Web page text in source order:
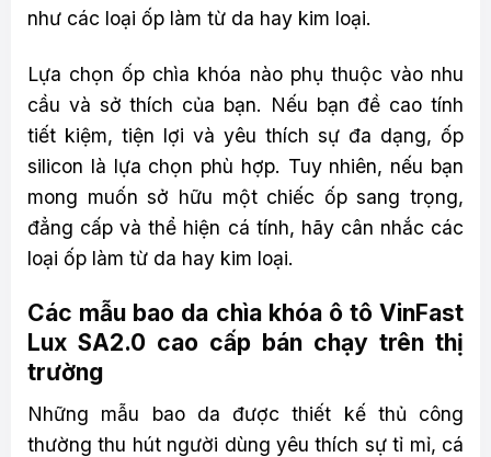
như các loại ốp làm từ da hay kim loại.
Lựa chọn ốp chìa khóa nào phụ thuộc vào nhu
cầu và sở thích của bạn. Nếu bạn đề cao tính
tiết kiệm, tiện lợi và yêu thích sự đa dạng, ốp
silicon là lựa chọn phù hợp. Tuy nhiên, nếu bạn
mong muốn sở hữu một chiếc ốp sang trọng,
đẳng cấp và thể hiện cá tính, hãy cân nhắc các
loại ốp làm từ da hay kim loại.
Các mẫu bao da chìa khóa ô tô VinFast
Lux SA2.0 cao cấp bán chạy trên thị
trường
Những mẫu bao da được thiết kế thủ công
thường thu hút người dùng yêu thích sự tỉ mỉ, cá